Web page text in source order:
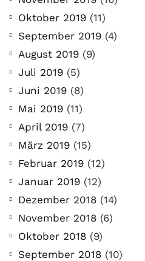
Oktober 2019 (11)
September 2019 (4)
August 2019 (9)
Juli 2019 (5)
Juni 2019 (8)
Mai 2019 (11)
April 2019 (7)
März 2019 (15)
Februar 2019 (12)
Januar 2019 (12)
Dezember 2018 (14)
November 2018 (6)
Oktober 2018 (9)
September 2018 (10)